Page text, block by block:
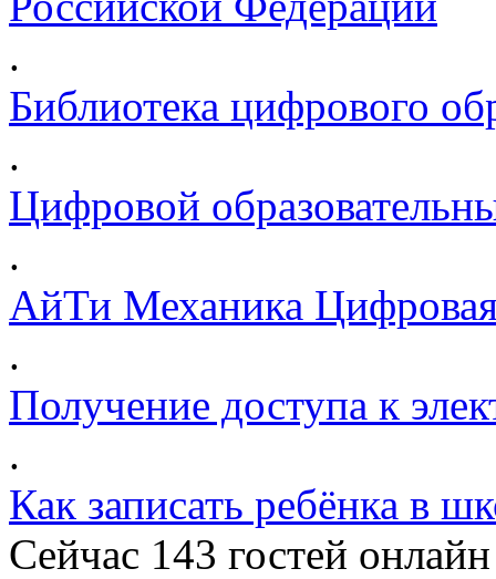
.
Библиотека цифрового
.
Цифровой
.
АйТи Механика
.
Получение доступа к
.
Как записать ребёнка в
Сейчас 143 гостей онлайн